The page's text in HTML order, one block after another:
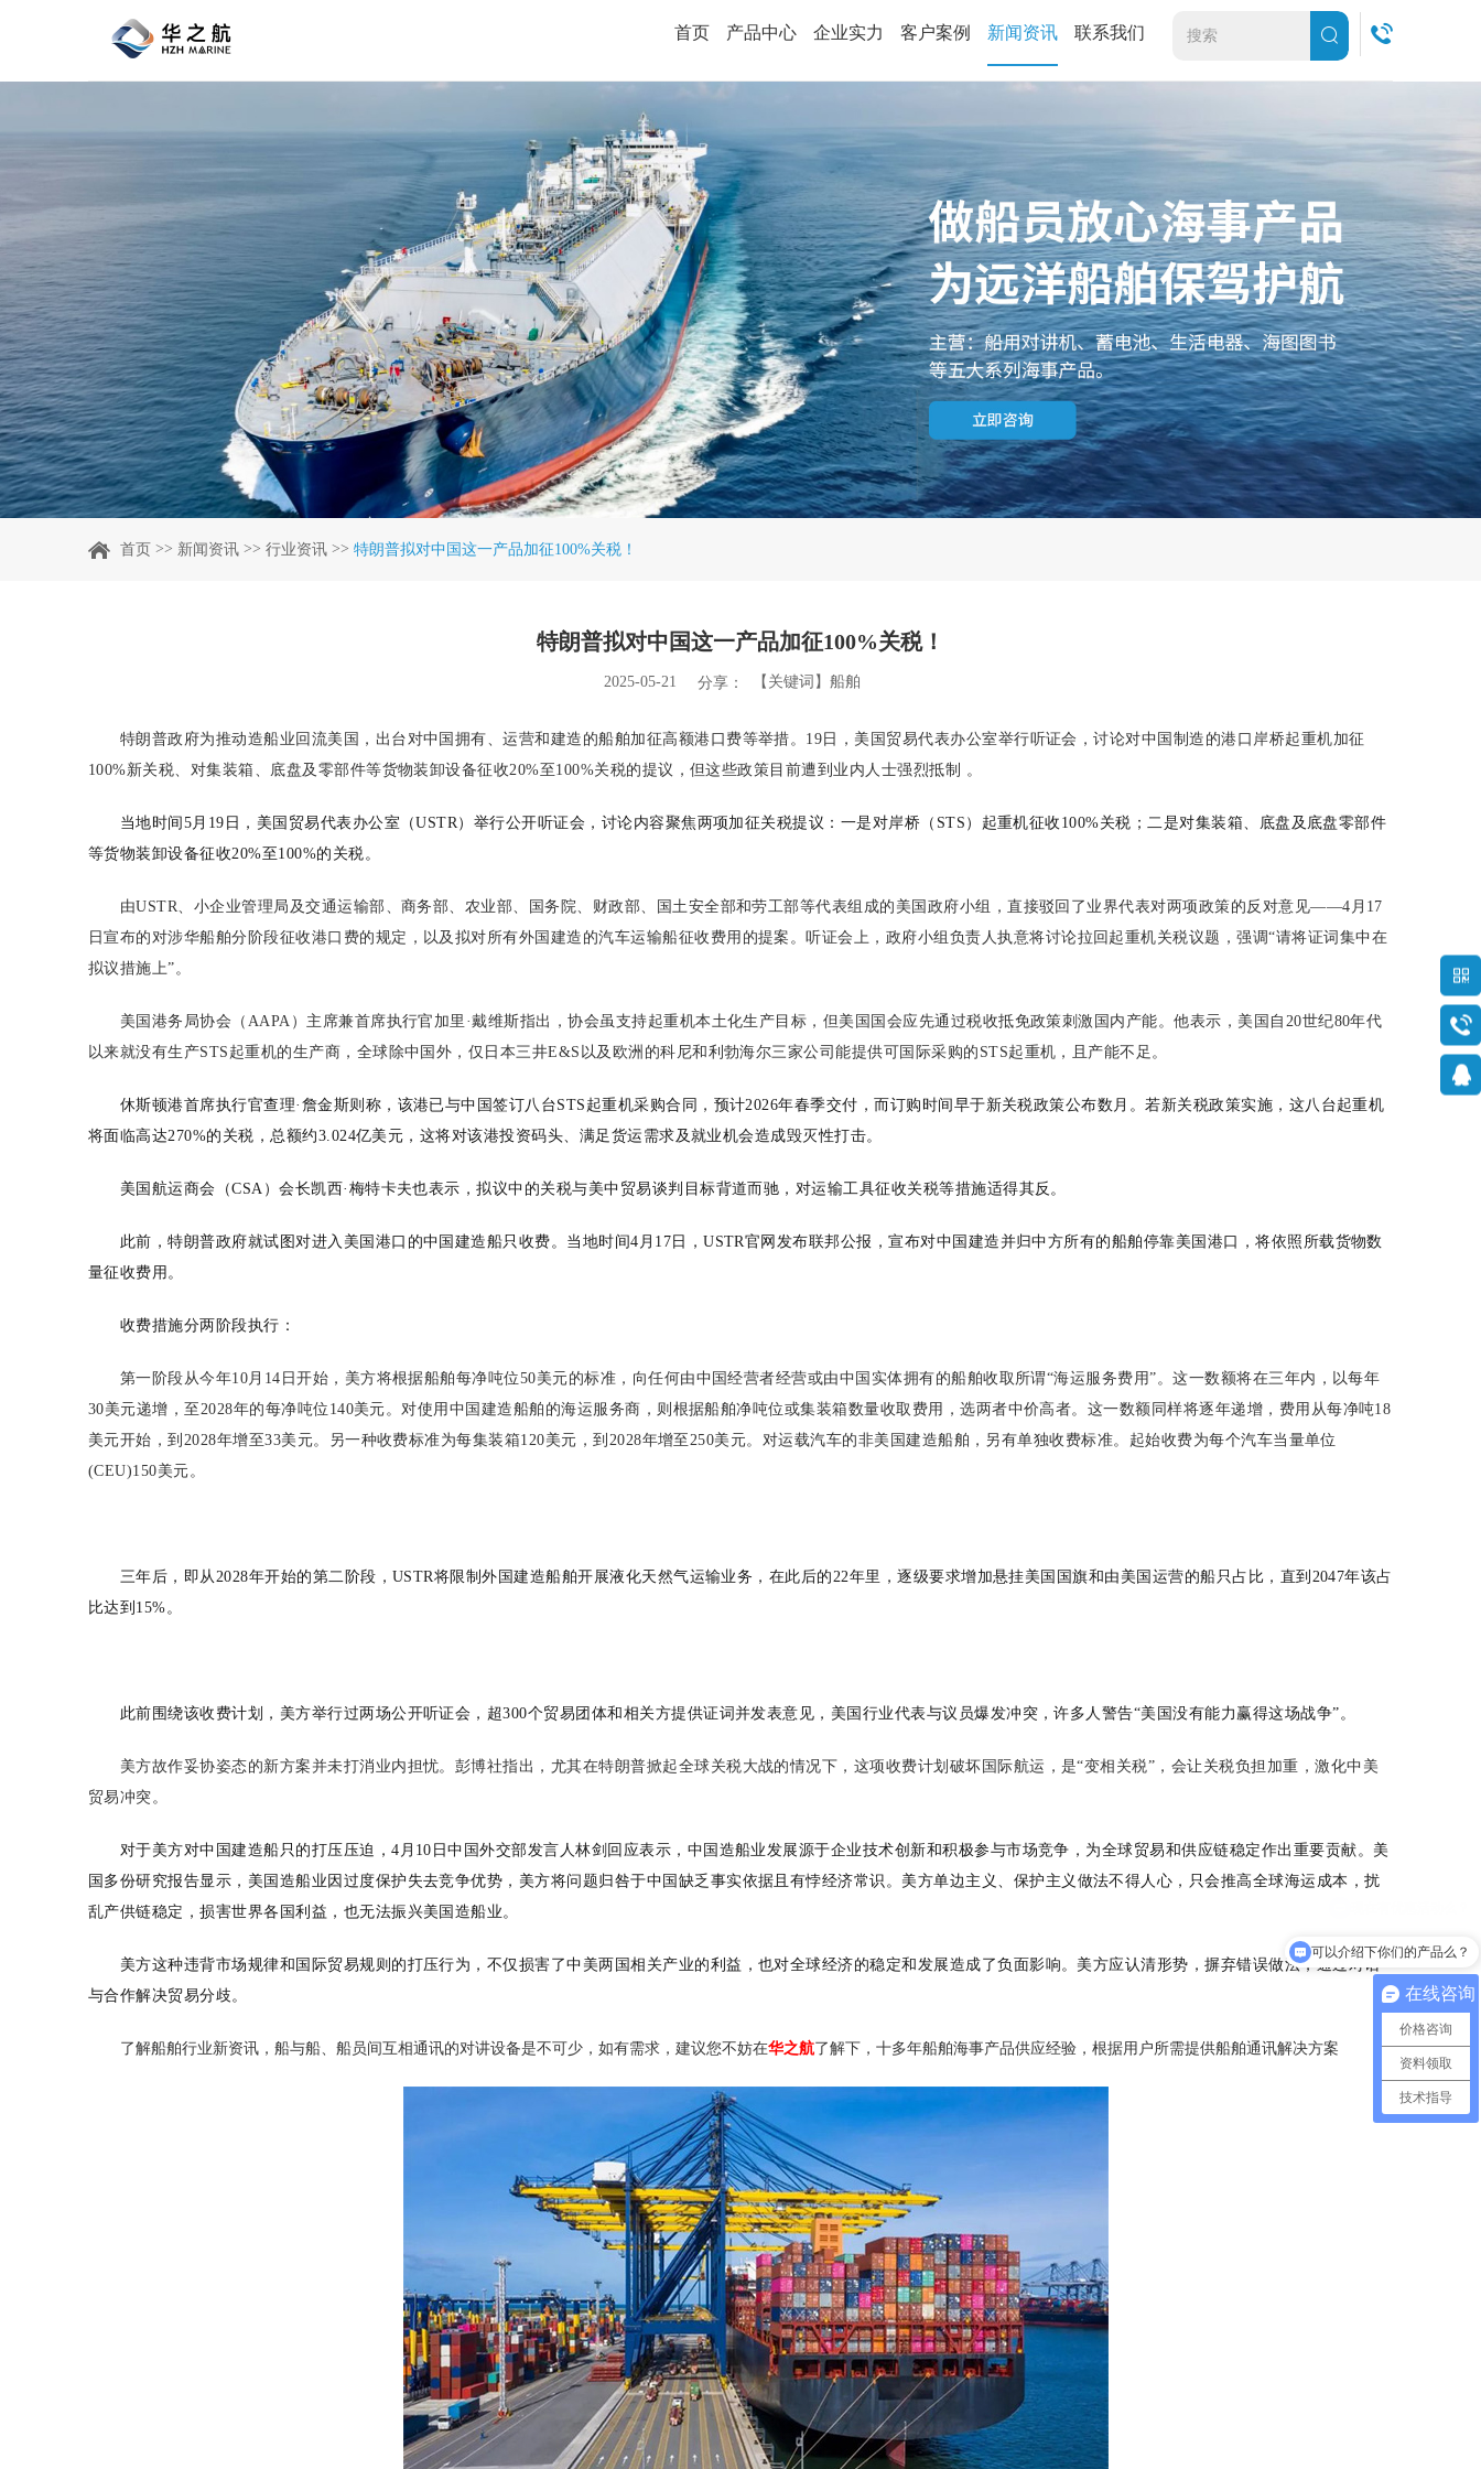
首页 产品中心 企业实力 客户案例 新闻资讯 联系我们
首页 >> 新闻资讯 >> 行业资讯 >> 特朗普拟对中国这一产品加征100%关税！
特朗普拟对中国这一产品加征100%关税！
2025-05-21 分享： 【关键词】船舶
特朗普政府为推动造船业回流美国，出台对中国拥有、运营和建造的船舶加征高额港口费等举措。19日，美国贸易代表办公室举行听证会，讨论对中国制造的港口岸桥起重机加征
100%新关税、对集装箱、底盘及零部件等货物装卸设备征收20%至100%关税的提议，但这些政策目前遭到业内人士强烈抵制 。
当地时间5月19日，美国贸易代表办公室（USTR）举行公开听证会，讨论内容聚焦两项加征关税提议：一是对岸桥（STS）起重机征收100%关税；二是对集装箱、底盘及底盘零部件
等货物装卸设备征收20%至100%的关税。
由USTR、小企业管理局及交通运输部、商务部、农业部、国务院、财政部、国土安全部和劳工部等代表组成的美国政府小组，直接驳回了业界代表对两项政策的反对意见——4月17
日宣布的对涉华船舶分阶段征收港口费的规定，以及拟对所有外国建造的汽车运输船征收费用的提案。听证会上，政府小组负责人执意将讨论拉回起重机关税议题，强调“请将证词集中在
拟议措施上”。
美国港务局协会（AAPA）主席兼首席执行官加里·戴维斯指出，协会虽支持起重机本土化生产目标，但美国国会应先通过税收抵免政策刺激国内产能。他表示，美国自20世纪80年代
以来就没有生产STS起重机的生产商，全球除中国外，仅日本三井E&S以及欧洲的科尼和利勃海尔三家公司能提供可国际采购的STS起重机，且产能不足。
休斯顿港首席执行官查理·詹金斯则称，该港已与中国签订八台STS起重机采购合同，预计2026年春季交付，而订购时间早于新关税政策公布数月。若新关税政策实施，这八台起重机
将面临高达270%的关税，总额约3.024亿美元，这将对该港投资码头、满足货运需求及就业机会造成毁灭性打击。
美国航运商会（CSA）会长凯西·梅特卡夫也表示，拟议中的关税与美中贸易谈判目标背道而驰，对运输工具征收关税等措施适得其反。
此前，特朗普政府就试图对进入美国港口的中国建造船只收费。当地时间4月17日，USTR官网发布联邦公报，宣布对中国建造并归中方所有的船舶停靠美国港口，将依照所载货物数
量征收费用。
收费措施分两阶段执行：
第一阶段从今年10月14日开始，美方将根据船舶每净吨位50美元的标准，向任何由中国经营者经营或由中国实体拥有的船舶收取所谓“海运服务费用”。这一数额将在三年内，以每年
30美元递增，至2028年的每净吨位140美元。对使用中国建造船舶的海运服务商，则根据船舶净吨位或集装箱数量收取费用，选两者中价高者。这一数额同样将逐年递增，费用从每净吨18
美元开始，到2028年增至33美元。另一种收费标准为每集装箱120美元，到2028年增至250美元。对运载汽车的非美国建造船舶，另有单独收费标准。起始收费为每个汽车当量单位
(CEU)150美元。
三年后，即从2028年开始的第二阶段，USTR将限制外国建造船舶开展液化天然气运输业务，在此后的22年里，逐级要求增加悬挂美国国旗和由美国运营的船只占比，直到2047年该占
比达到15%。
此前围绕该收费计划，美方举行过两场公开听证会，超300个贸易团体和相关方提供证词并发表意见，美国行业代表与议员爆发冲突，许多人警告“美国没有能力赢得这场战争”。
美方故作妥协姿态的新方案并未打消业内担忧。彭博社指出，尤其在特朗普掀起全球关税大战的情况下，这项收费计划破坏国际航运，是“变相关税”，会让关税负担加重，激化中美
贸易冲突。
对于美方对中国建造船只的打压压迫，4月10日中国外交部发言人林剑回应表示，中国造船业发展源于企业技术创新和积极参与市场竞争，为全球贸易和供应链稳定作出重要贡献。美
国多份研究报告显示，美国造船业因过度保护失去竞争优势，美方将问题归咎于中国缺乏事实依据且有悖经济常识。美方单边主义、保护主义做法不得人心，只会推高全球海运成本，扰
乱产供链稳定，损害世界各国利益，也无法振兴美国造船业。
美方这种违背市场规律和国际贸易规则的打压行为，不仅损害了中美两国相关产业的利益，也对全球经济的稳定和发展造成了负面影响。美方应认清形势，摒弃错误做法，通过对话
与合作解决贸易分歧。
了解船舶行业新资讯，船与船、船员间互相通讯的对讲设备是不可少，如有需求，建议您不妨在华之航了解下，十多年船舶海事产品供应经验，根据用户所需提供船舶通讯解决方案
在线咨询
价格咨询
资料领取
技术指导
可以介绍下你们的产品么？